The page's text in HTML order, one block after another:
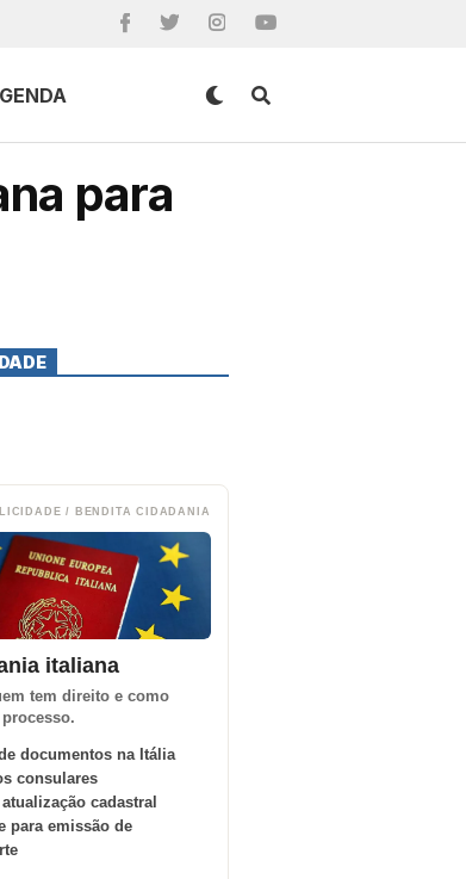
para
/ BENDITA CIDADANIA
italiana
tem direito e como
documentos na Itália
consulares
atualização cadastral
para emissão de